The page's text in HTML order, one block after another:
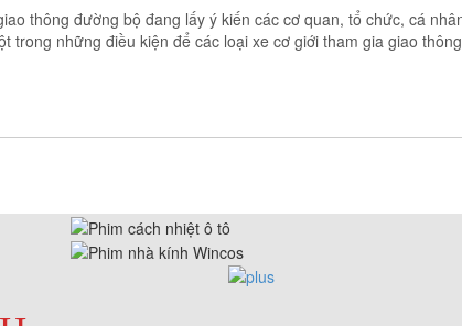
thông đường bộ đang lấy ý kiến các cơ quan, tổ chức, cá
trong những điều kiện để các loại xe cơ giới tham gia giao